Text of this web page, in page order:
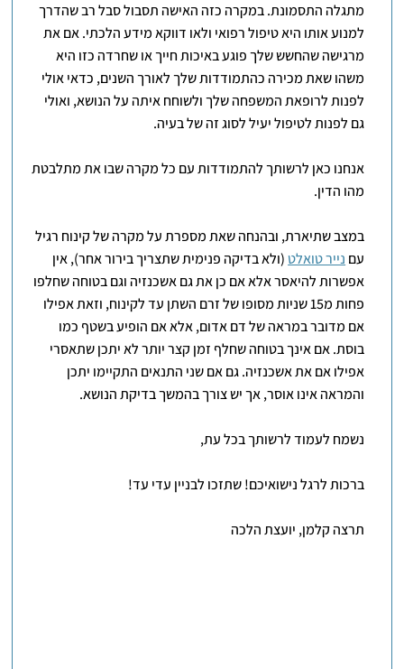
מתגלה התסמונת. במקרה כזה האישה תסבול סבל רב שהדרך
למנוע אותו היא טיפול רפואי ולאו דווקא מידע הלכתי. אם את
מרגישה שהחשש שלך פוגע באיכות חייך או שחרדה כזו היא
משהו שאת מכירה כהתמודדות שלך לאורך השנים, כדאי אולי
לפנות לרופאת המשפחה שלך ולשוחח איתה על הנושא, ואולי
גם לפנות לטיפול יעיל לסוג זה של בעיה.
אנחנו כאן לרשותך להתמודדות עם כל מקרה שבו את מתלבטת
מהו הדין.
במצב שתיארת, ובהנחה שאת מספרת על מקרה של קינוח רגיל
עם נייר טואלט(ולא בדיקה פנימית שתצריך בירור אחר), אין
אפשרות להיאסר אלא אם כן את גם אשכנזיה וגם בטוחה שחלפו
פחות מ15 שניות מסופו של זרם השתן עד לקינוח, וזאת אפילו
אם מדובר במראה של דם אדום, אלא אם הופיע בשטף כמו
בוסת. אם אינך בטוחה שחלף זמן קצר יותר לא יתכן שתאסרי
אפילו אם את אשכנזיה. גם אם שני התנאים התקיימו יתכן
והמראה אינו אוסר, אך יש צורך בהמשך בדיקת הנושא.
נשמח לעמוד לרשותך בכל עת,
ברכות לרגל נישואיכם! שתזכו לבניין עדי עד!
תרצה קלמן, יועצת הלכה